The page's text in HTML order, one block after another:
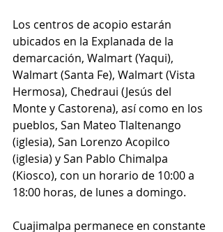
Los centros de acopio estarán
ubicados en la Explanada de la
demarcación, Walmart (Yaqui),
Walmart (Santa Fe), Walmart (Vista
Hermosa), Chedraui (Jesús del
Monte y Castorena), así como en los
pueblos, San Mateo Tlaltenango
(iglesia), San Lorenzo Acopilco
(iglesia) y San Pablo Chimalpa
(Kiosco), con un horario de 10:00 a
18:00 horas, de lunes a domingo.
Cuajimalpa permanece en constante